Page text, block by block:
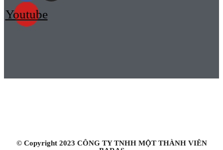
Youtube
© Copyright 2023 CÔNG TY TNHH MỘT THÀNH VIÊN